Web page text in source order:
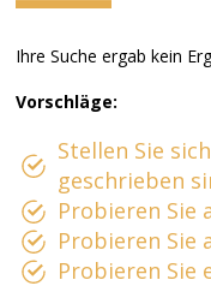
Ihre Suche ergab kein
Vorschläge:
Stellen Sie
geschrieben
Probieren Sie
Probieren Sie
Probieren Sie